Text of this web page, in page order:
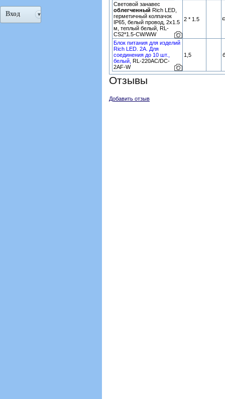
Вход
Световой занавес
облегченный Rich LED,
герметичный колпачок
IP65, белый провод, 2х1.5
м, теплый белый, RL-
CS2*1.5-CW/WW
2 * 1.5
Блок питания для изделий
Rich LED. 2А. Для
соединения до 10 шт.,
белый, RL-220AC/DC-
2AF-W
1,5
Отзывы
Добавить отзыв